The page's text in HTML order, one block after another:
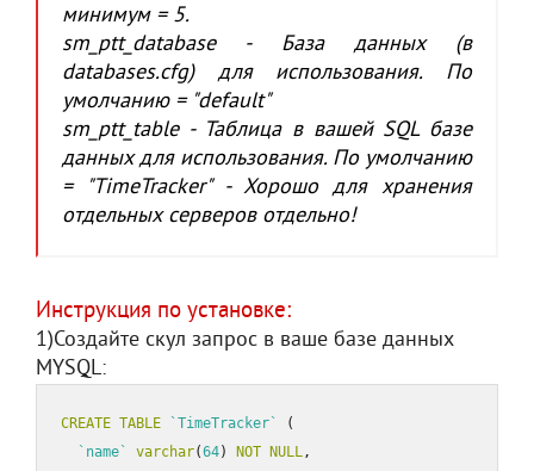
минимум = 5.
sm_ptt_database - База данных (в
databases.cfg) для использования. По
умолчанию = "default"
sm_ptt_table - Таблица в вашей SQL базе
данных для использования. По умолчанию
= "TimeTracker" - Хорошо для хранения
отдельных серверов отдельно!
Инструкция по установке:
1)Создайте скул запрос в ваше базе данных
MYSQL:
CREATE TABLE `TimeTracker`
(
`name`
varchar(64) NOT NULL,